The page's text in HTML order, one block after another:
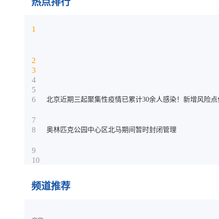
1
2
3
4
5
6
北京近期三起聚集性疫情已累计30余人感染！新增风险
7
8
奥林匹克公园中心区北马期间暂时封闭管理
9
10
频道推荐